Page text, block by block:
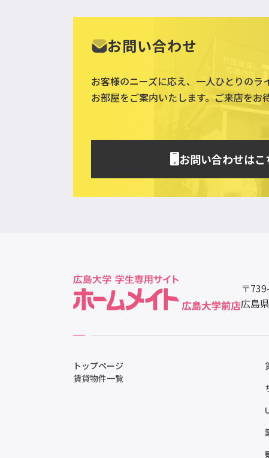
お問い合わせ
お客様のニーズに応え、一人ひとりのラ
お部屋をご案内いたします。ご来店をお
お問い合わせはこ
〒
広島
トップページ
賃貸物件一覧